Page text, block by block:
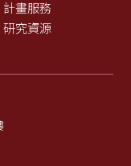
計畫服務
研究資源